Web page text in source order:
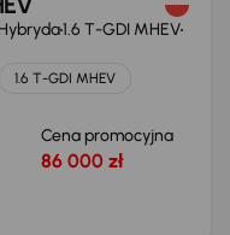
1.6 T-GDI MHEV
1.6 T-GDI MHEV
Cena promocyjna
86 000 zł